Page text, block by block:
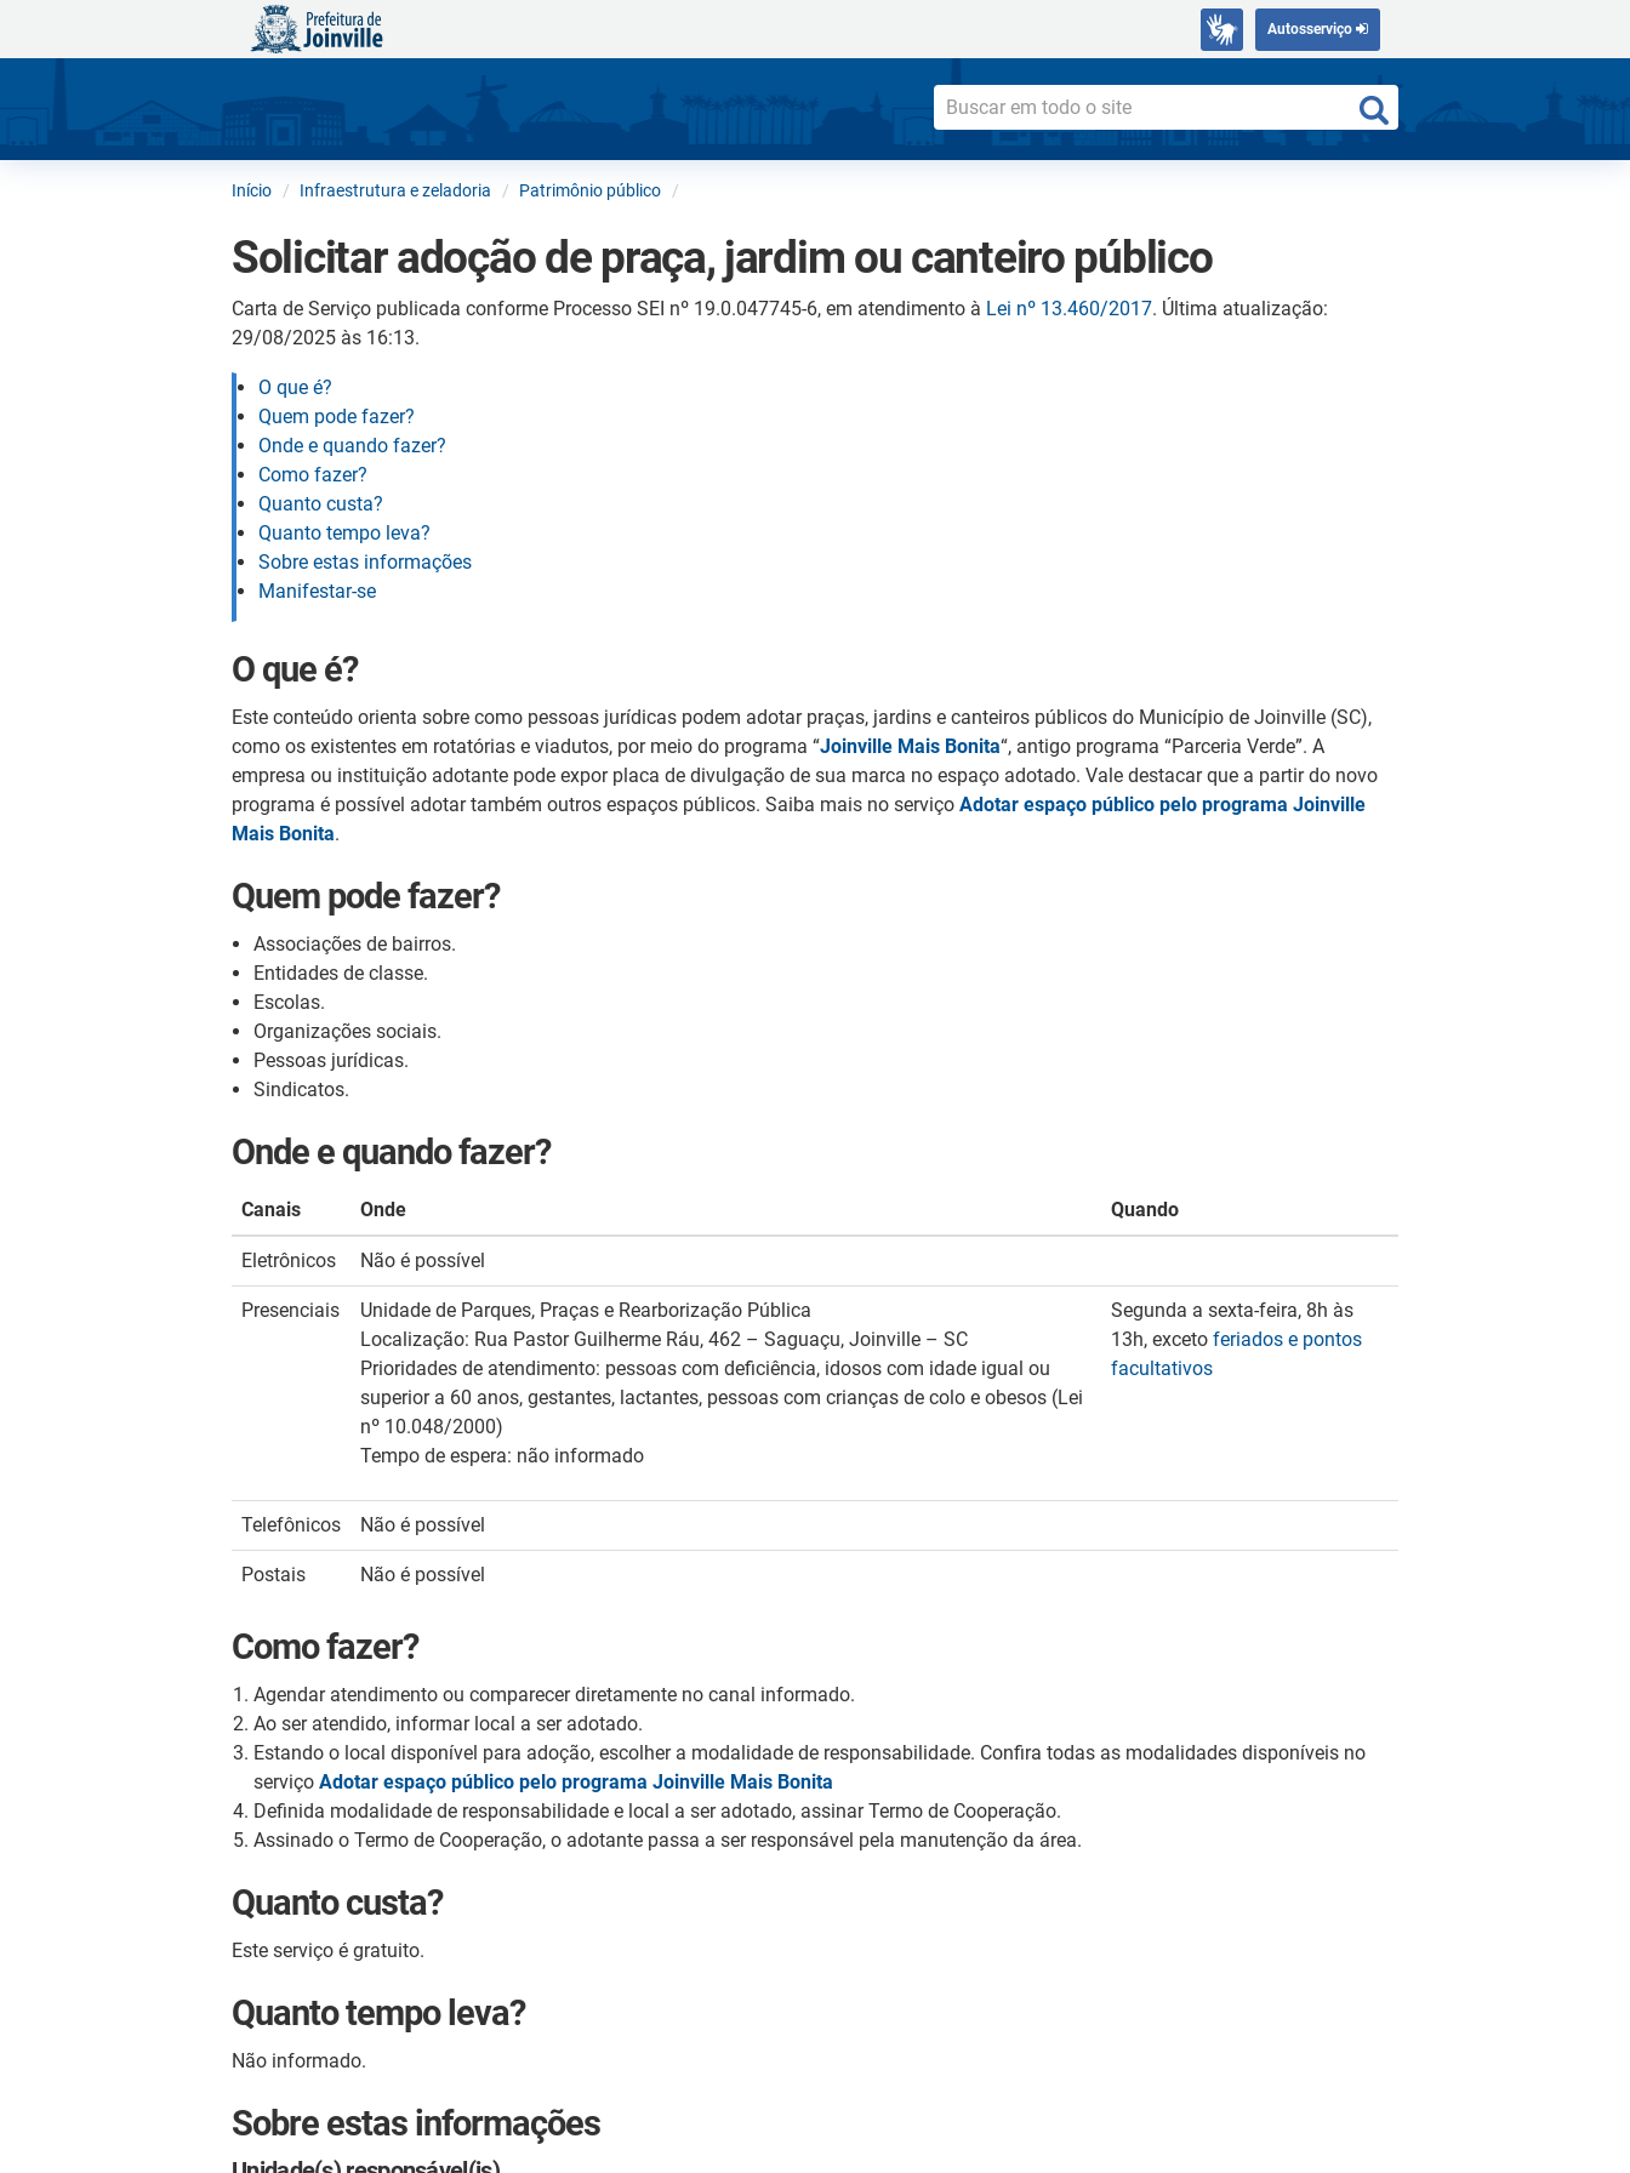
Autosserviço
Início Infraestrutura e zeladoria Patrimônio público
Solicitar adoção de praça, jardim ou canteiro público
Carta de Serviço publicada conforme Processo SEI nº 19.0.047745-6, em atendimento à Lei nº 13.460/2017. Última atualização:
29/08/2025 às 16:13.
O que é?
Quem pode fazer?
Onde e quando fazer?
Como fazer?
Quanto custa?
Quanto tempo leva?
Sobre estas informações
Manifestar-se
O que é?
Este conteúdo orienta sobre como pessoas jurídicas podem adotar praças, jardins e canteiros públicos do Município de Joinville (SC),
como os existentes em rotatórias e viadutos, por meio do programa “Joinville Mais Bonita“, antigo programa “Parceria Verde”. A
empresa ou instituição adotante pode expor placa de divulgação de sua marca no espaço adotado. Vale destacar que a partir do novo
programa é possível adotar também outros espaços públicos. Saiba mais no serviço Adotar espaço público pelo programa Joinville
Mais Bonita.
Quem pode fazer?
Associações de bairros.
Entidades de classe.
Escolas.
Organizações sociais.
Pessoas jurídicas.
Sindicatos.
Onde e quando fazer?
Canais Onde Quando
Eletrônicos Não é possível
Presenciais
Unidade de Parques, Praças e Rearborização Pública
Localização: Rua Pastor Guilherme Ráu, 462 – Saguaçu, Joinville – SC
Prioridades de atendimento: pessoas com deficiência, idosos com idade igual ou
superior a 60 anos, gestantes, lactantes, pessoas com crianças de colo e obesos (Lei
nº 10.048/2000)
Tempo de espera: não informado
Segunda a sexta-feira, 8h às
13h, exceto feriados e pontos
facultativos
Telefônicos Não é possível
Postais Não é possível
Como fazer?
Agendar atendimento ou comparecer diretamente no canal informado.
Ao ser atendido, informar local a ser adotado.
Estando o local disponível para adoção, escolher a modalidade de responsabilidade. Confira todas as modalidades disponíveis no
serviço Adotar espaço público pelo programa Joinville Mais Bonita
Definida modalidade de responsabilidade e local a ser adotado, assinar Termo de Cooperação.
Assinado o Termo de Cooperação, o adotante passa a ser responsável pela manutenção da área.
Quanto custa?
Este serviço é gratuito.
Quanto tempo leva?
Não informado.
Sobre estas informações